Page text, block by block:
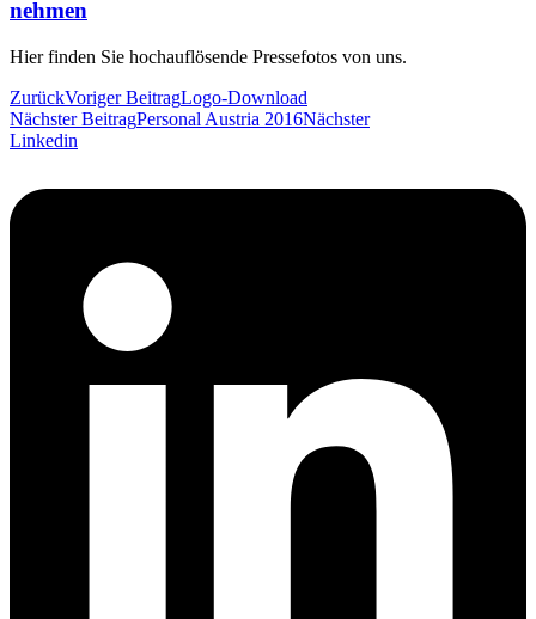
nehmen
Hier finden Sie hochauflösende Pressefotos von uns.
ZurückVoriger BeitragLogo-Download
Nächster BeitragPersonal Austria 2016Nächster
Linkedin